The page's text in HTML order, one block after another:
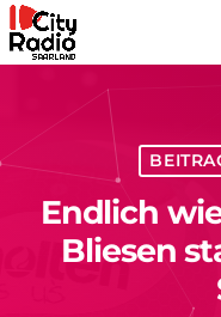
Endlich
Bliesen